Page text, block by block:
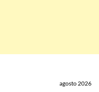
agosto 2026